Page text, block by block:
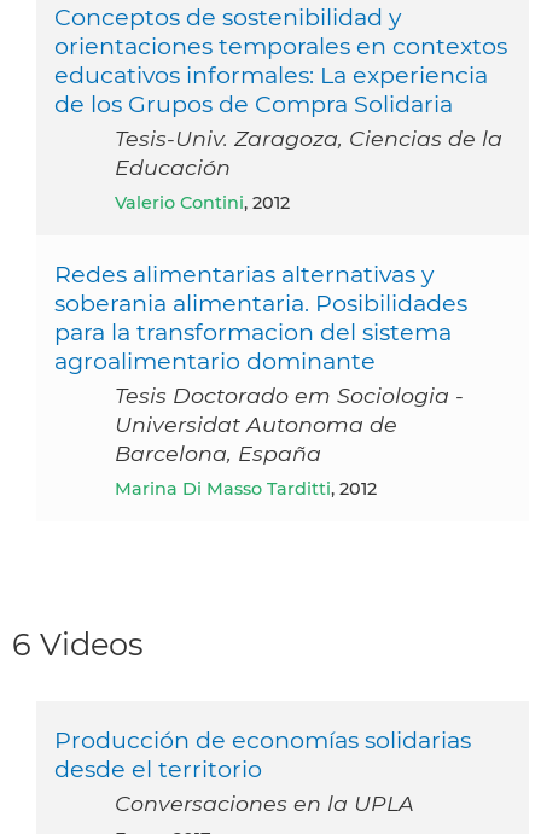
Conceptos de sostenibilidad y
orientaciones temporales en contextos
educativos informales: La experiencia
de los Grupos de Compra Solidaria
Tesis-Univ. Zaragoza, Ciencias de la
Educación
Valerio Contini, 2012
Redes alimentarias alternativas y
soberania alimentaria. Posibilidades
para la transformacion del sistema
agroalimentario dominante
Tesis Doctorado em Sociologia -
Universidat Autonoma de
Barcelona, España
Marina Di Masso Tarditti, 2012
6 Videos
Producción de economías solidarias
desde el territorio
Conversaciones en la UPLA